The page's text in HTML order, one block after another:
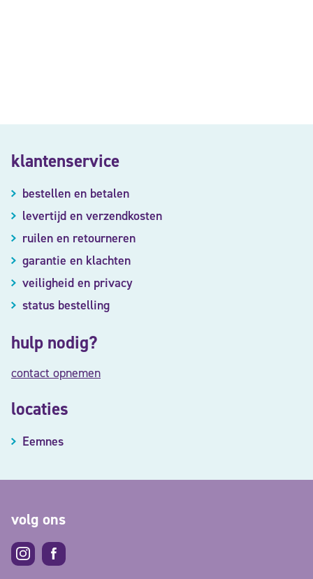
klantenservice
bestellen en betalen
levertijd en verzendkosten
ruilen en retourneren
garantie en klachten
veiligheid en privacy
status bestelling
hulp nodig?
contact opnemen
locaties
Eemnes
volg ons